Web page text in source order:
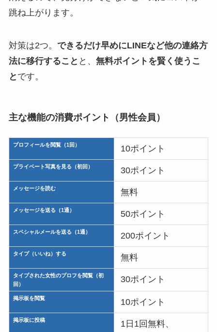
跳ね上がります。
対策は2つ。 できるだけ早めにLINEなど他の連絡方
法に移行すること と、 無料ポイントを賢く使うこ
と です。
主な機能の消費ポイント（男性会員）
プロフィールを閲覧（1回） 10ポイント
プライベート写真を見る（初回） 30ポイント
メッセージを読む 無料
メッセージを送る（1通） 50ポイント
スペシャルメールを送る（1通） 200ポイント
タイプ（いいね）する 無料
タイプされた女性のプロフを閲覧（初
回）
30ポイント
掲示板を閲覧 10ポイント
掲示板に投稿
1日1回無料、